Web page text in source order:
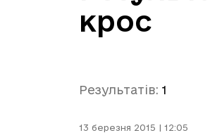
крос
Результатів: 1
13 березня 2015 | 12:05